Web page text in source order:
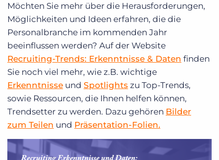
Möchten Sie mehr über die Herausforderungen,
Möglichkeiten und Ideen erfahren, die die
Personalbranche im kommenden Jahr
beeinflussen werden? Auf der Website
Recruiting-Trends: Erkenntnisse & Daten finden
Sie noch viel mehr, wie z.B. wichtige
Erkenntnisse und Spotlights zu Top-Trends,
sowie Ressourcen, die Ihnen helfen können,
Trendsetter zu werden. Dazu gehören Bilder
zum Teilen und Präsentation-Folien.